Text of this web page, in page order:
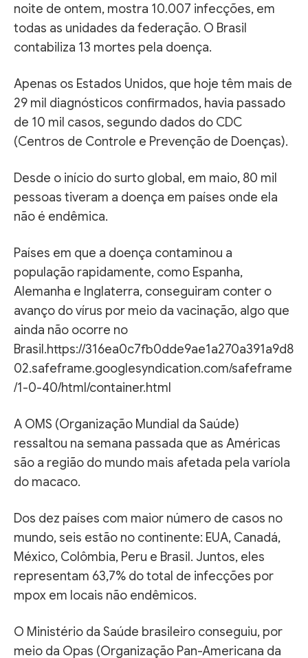
noite de ontem, mostra 10.007 infecções, em
todas as unidades da federação. O Brasil
contabiliza 13 mortes pela doença.
Apenas os Estados Unidos, que hoje têm mais de
29 mil diagnósticos confirmados, havia passado
de 10 mil casos, segundo dados do CDC
(Centros de Controle e Prevenção de Doenças).
Desde o início do surto global, em maio, 80 mil
pessoas tiveram a doença em países onde ela
não é endêmica.
Países em que a doença contaminou a
população rapidamente, como Espanha,
Alemanha e Inglaterra, conseguiram conter o
avanço do vírus por meio da vacinação, algo que
ainda não ocorre no
Brasil.https://316ea0c7fb0dde9ae1a270a391a9d8
02.safeframe.googlesyndication.com/safeframe
/1-0-40/html/container.html
A OMS (Organização Mundial da Saúde)
ressaltou na semana passada que as Américas
são a região do mundo mais afetada pela varíola
do macaco.
Dos dez países com maior número de casos no
mundo, seis estão no continente: EUA, Canadá,
México, Colômbia, Peru e Brasil. Juntos, eles
representam 63,7% do total de infecções por
mpox em locais não endêmicos.
O Ministério da Saúde brasileiro conseguiu, por
meio da Opas (Organização Pan-Americana da